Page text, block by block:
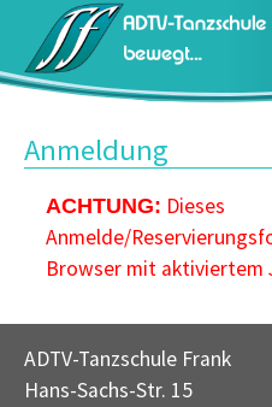
Zum Hauptinhalt springen
Anmeldung
ACHTUNG: Dieses
Anmelde/
Browser mit aktiviertem
ADTV-Tanzschule Frank
Hans-Sachs-Str. 15